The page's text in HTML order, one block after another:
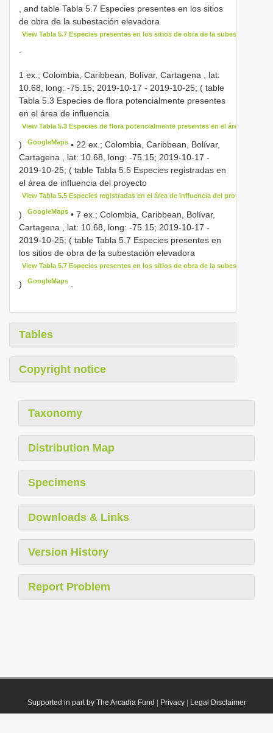
, and table Tabla 5.7 Especies presentes en los sitios
de obra de la subestación elevadora
View Tabla 5.7 Especies presentes en los sitios de obra de la subestación
1 ex.; Colombia, Caribbean, Bolívar, Cartagena , lat:
10.68, long: -75.15; 2019-10-17 - 2019-10-25; ( table
Tabla 5.3 Especies de flora potencialmente presentes
en el área de influencia
View Tabla 5.3 Especies de flora potencialmente presentes en el área de
) GoogleMaps •22 ex.; Colombia, Caribbean, Bolívar,
Cartagena , lat: 10.68, long: -75.15; 2019-10-17 -
2019-10-25; ( table Tabla 5.5 Especies registradas en
el área de influencia del proyecto
View Tabla 5.5 Especies registradas en el área de influencia del proyecto
) GoogleMaps •7 ex.; Colombia, Caribbean, Bolívar,
Cartagena , lat: 10.68, long: -75.15; 2019-10-17 -
2019-10-25; ( table Tabla 5.7 Especies presentes en
los sitios de obra de la subestación elevadora
View Tabla 5.7 Especies presentes en los sitios de obra de la subestación
) GoogleMaps
Tables
Copyright notice
Taxonomy
Distribution Map
Specimens
Downloads & Links
Version History
Report Problem
Supported in part by The Arcadia Fund Privacy| Legal Disclaimer